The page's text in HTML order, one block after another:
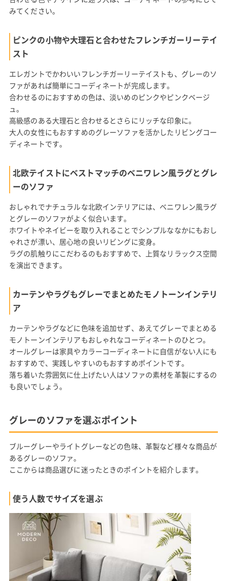
みてください。
ピンクの小物や大理石と合わせたフレンチガーリーテイ
スト
エレガントでかわいいフレンチガーリーテイストも、グレーのソ
ファがあれば簡単にコーディネートが完成します。
合わせるのにおすすめの色は、淡いめのピンクやピンクベージ
ュ。
高級感のある大理石と合わせるとさらにリッチな印象に。
大人の女性にもおすすめのグレーソファを活かしたリビングコー
ディネートです。
北欧テイストにベストマッチのベニワレン風ラグとグレ
ーのソファ
おしゃれでナチュラルな北欧インテリアには、ベニワレン風ラグ
とグレーのソファがよく似合います。
ホワイトやネイビーを取り入れることでシンプルななかにもおし
ゃれさが漂い、居心地の良いリビングに変身。
ラグの肌触りにこだわるのもおすすめで、上質なリラックス空間
を演出できます。
カーテンやラグもグレーでまとめたモノトーンインテリ
ア
カーテンやラグなどに色味を追加せず、あえてグレーでまとめる
モノトーンインテリアもおしゃれなコーディネートのひとつ。
オールグレーは家具やカラーコーディネートに自信がない人にも
おすすめで、実践しやすいのもおすすめポイントです。
落ち着いた雰囲気に仕上げたい人はソファの素材を革製にするの
も良いでしょう。
グレーのソファを選ぶポイント
ブルーグレーやライトグレーなどの色味、革製など様々な商品が
あるグレーのソファ。
ここからは商品選びに迷ったときのポイントを紹介します。
使う人数でサイズを選ぶ